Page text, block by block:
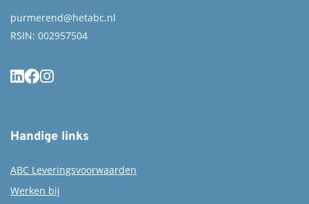
purmerend@hetabc.nl
RSIN: 002957504
Handige links
ABC Leveringsvoorwaarden
Werken bij